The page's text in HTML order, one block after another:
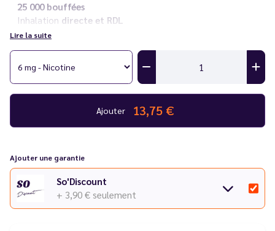
25 000 bouffées
Inhalation directe et RDL
Rechargeable
Vous rencontrez un souci avec votre cigarette électronique ?
Consultez notreguide des différentes pannes.
Lire la suite
Ajouter 13,75 €
Ajouter une garantie
So'Discount
+ 3,90 € seulement